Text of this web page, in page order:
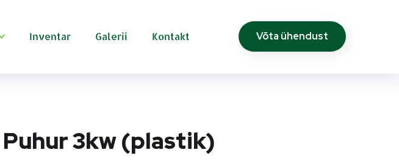
Inventar Galerii Kontakt Võta ühendust
Puhur 3kw (plastik)